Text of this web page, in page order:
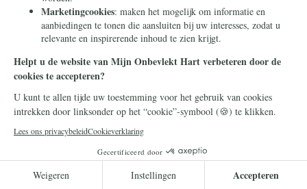
Heiligen
4 september 2025